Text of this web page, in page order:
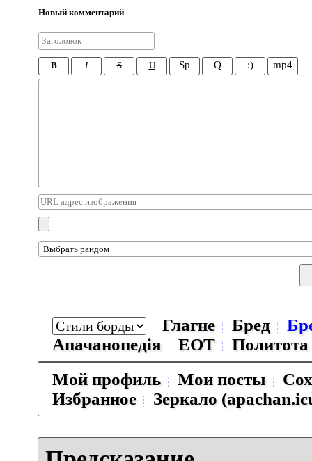
Новый комментарий
B I S U Sp Q :) mp4
Глагне Бред
Апачанопедiя
ЕОТ
Политота
Мой профиль
Мои посты
Избранное
Зеркало